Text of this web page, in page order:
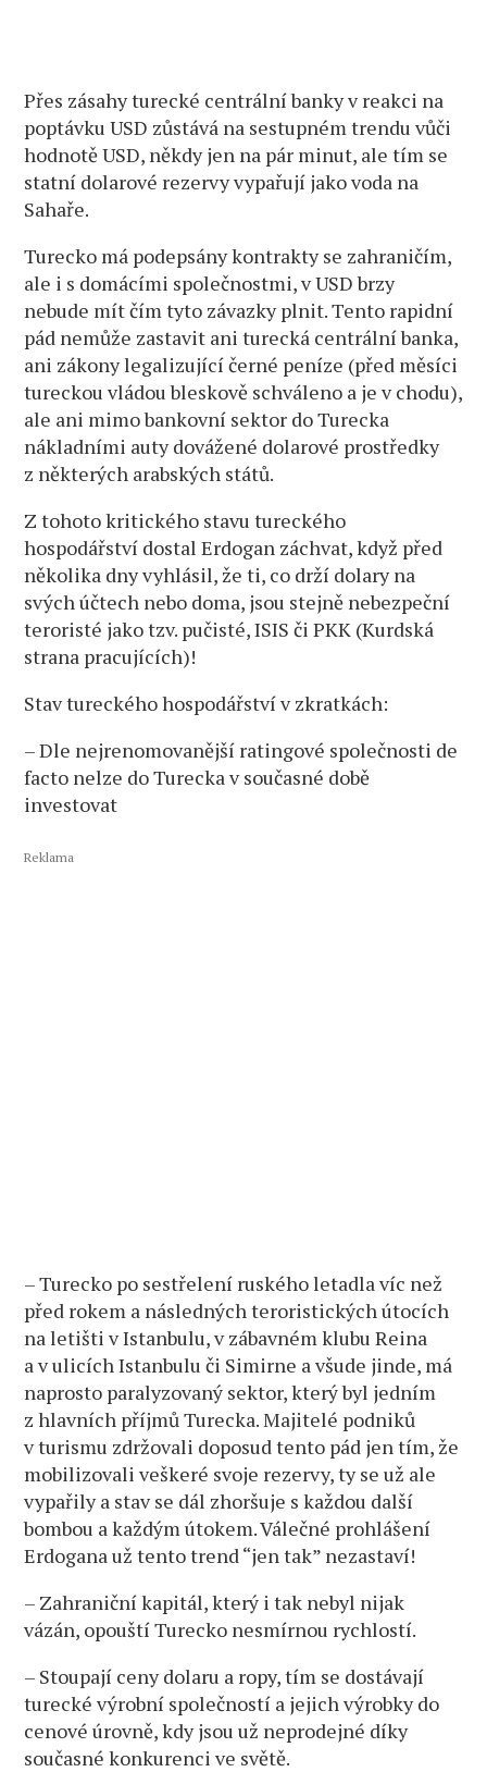
Přes zásahy turecké centrální banky v reakci na
poptávku USD zůstává na sestupném trendu vůči
hodnotě USD, někdy jen na pár minut, ale tím se
statní dolarové rezervy vypařují jako voda na
Sahaře.
Turecko má podepsány kontrakty se zahraničím,
ale i s domácími společnostmi, v USD brzy
nebude mít čím tyto závazky plnit. Tento rapidní
pád nemůže zastavit ani turecká centrální banka,
ani zákony legalizující černé peníze (před měsíci
tureckou vládou bleskově schváleno a je v chodu),
ale ani mimo bankovní sektor do Turecka
nákladními auty dovážené dolarové prostředky
z některých arabských států.
Z tohoto kritického stavu tureckého
hospodářství dostal Erdogan záchvat, když před
několika dny vyhlásil, že ti, co drží dolary na
svých účtech nebo doma, jsou stejně nebezpeční
teroristé jako tzv. pučisté, ISIS či PKK (Kurdská
strana pracujících)!
Stav tureckého hospodářství v zkratkách:
– Dle nejrenomovanější ratingové společnosti de
facto nelze do Turecka v současné době
investovat
Reklama
– Turecko po sestřelení ruského letadla víc než
před rokem a následných teroristických útocích
na letišti v Istanbulu, v zábavném klubu Reina
a v ulicích Istanbulu či Simirne a všude jinde, má
naprosto paralyzovaný sektor, který byl jedním
z hlavních příjmů Turecka. Majitelé podniků
v turismu zdržovali doposud tento pád jen tím, že
mobilizovali veškeré svoje rezervy, ty se už ale
vypařily a stav se dál zhoršuje s každou další
bombou a každým útokem. Válečné prohlášení
Erdogana už tento trend “jen tak” nezastaví!
– Zahraniční kapitál, který i tak nebyl nijak
vázán, opouští Turecko nesmírnou rychlostí.
– Stoupají ceny dolaru a ropy, tím se dostávají
turecké výrobní společností a jejich výrobky do
cenové úrovně, kdy jsou už neprodejné díky
současné konkurenci ve světě.